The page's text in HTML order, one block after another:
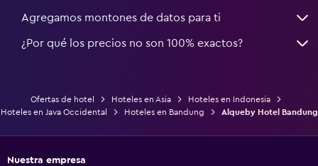
Agregamos montones de datos para ti
¿Por qué los precios no son 100% exactos?
Ofertas de hotel Hoteles en Asia
Hoteles en Indonesia
Hoteles en Java Occidental
Hoteles en Bandung Alqueby Hotel Bandung
Nuestra empresa